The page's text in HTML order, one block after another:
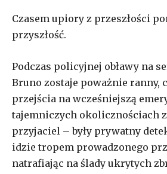
Czasem upiory z przeszłości
przyszłość.
Podczas policyjnej obławy na
Bruno zostaje poważnie ranny,
przejścia na wcześniejszą
tajemniczych okolicznościach
przyjaciel – były prywatny
idzie tropem prowadzonego
natrafiając na ślady ukrytych